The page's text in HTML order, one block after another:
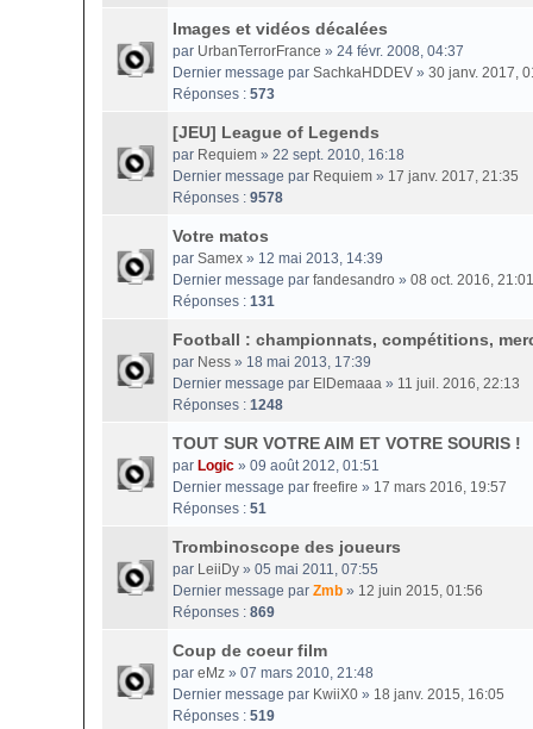
Images et vidéos décalées
par UrbanTerrorFrance » 24 févr. 2008, 04:37
Dernier message par SachkaHDDEV » 30 janv. 2017,
Réponses : 573
[JEU] League of Legends
par Requiem » 22 sept. 2010, 16:18
Dernier message par Requiem » 17 janv. 2017, 21:35
Réponses : 9578
Votre matos
par Samex » 12 mai 2013, 14:39
Dernier message par fandesandro » 08 oct. 2016, 21:01
Réponses : 131
Football : championnats, compétitions,
par Ness » 18 mai 2013, 17:39
Dernier message par ElDemaaa » 11 juil. 2016, 22:13
Réponses : 1248
TOUT SUR VOTRE AIM ET VOTRE SOURIS !
par Logic » 09 août 2012, 01:51
Dernier message par freefire » 17 mars 2016, 19:57
Réponses : 51
Trombinoscope des joueurs
par LeiiDy » 05 mai 2011, 07:55
Dernier message par Zmb » 12 juin 2015, 01:56
Réponses : 869
Coup de coeur film
par eMz » 07 mars 2010, 21:48
Dernier message par KwiiX0 » 18 janv. 2015, 16:05
Réponses : 519